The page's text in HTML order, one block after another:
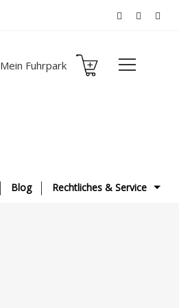
Mein Fuhrpark
Blog Rechtliches & Service